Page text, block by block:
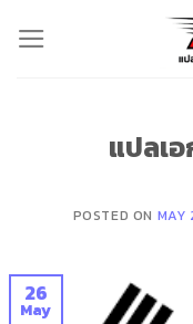
แปลเ
POSTED ON
26
May